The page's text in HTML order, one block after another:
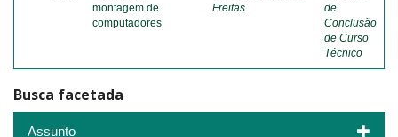
montagem de
computadores
Freitas
de
Conclusão
de Curso
Técnico
Busca facetada
Assunto